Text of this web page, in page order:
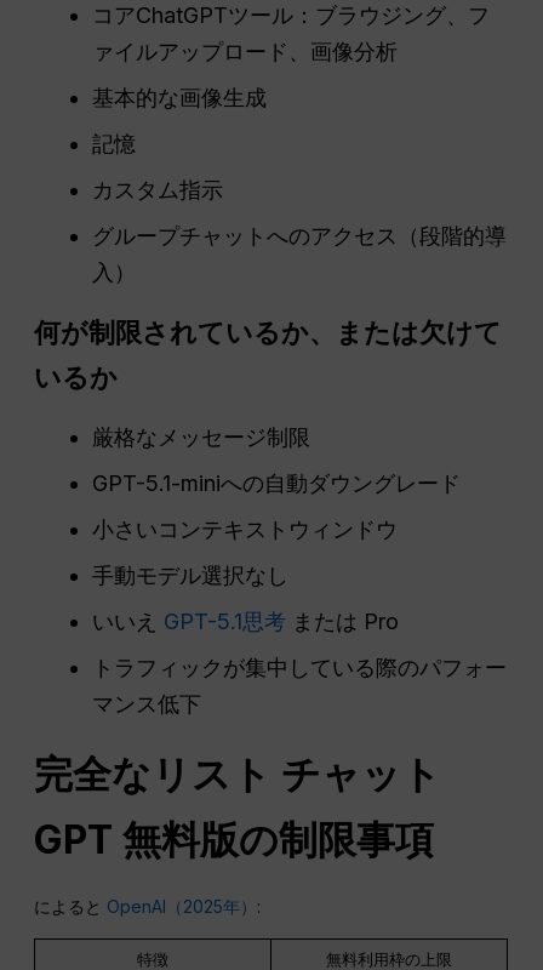
コアChatGPTツール：ブラウジング、フ
ァイルアップロード、画像分析
基本的な画像生成
記憶
カスタム指示
グループチャットへのアクセス（段階的導
入）
何が制限されているか、または欠けて
いるか
厳格なメッセージ制限
GPT-5.1-miniへの自動ダウングレード
小さいコンテキストウィンドウ
手動モデル選択なし
いいえ GPT-5.1思考 または Pro
トラフィックが集中している際のパフォー
マンス低下
完全なリスト チャット
GPT無料版の制限事項
によると OpenAI（2025年） :
特徴 無料利用枠の上限